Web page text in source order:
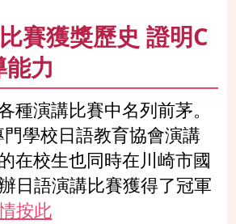
賽獲獎歷史 證明C
力
種演講比賽中名列前茅。
學校日語教育協會演講
在校生也同時在川崎市國
日語演講比賽獲得了冠軍
按此